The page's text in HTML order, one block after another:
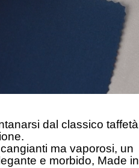
dal classico taffetà
ma vaporosi, un
e morbido, Made in